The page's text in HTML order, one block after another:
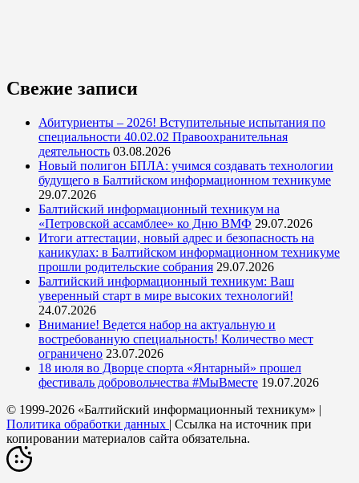
Свежие записи
Абитуриенты – 2026! Вступительные испытания по
специальности 40.02.02 Правоохранительная
деятельность 03.08.2026
Новый полигон БПЛА: учимся создавать технологии
будущего в Балтийском информационном техникуме
29.07.2026
Балтийский информационный техникум на
«Петровской ассамблее» ко Дню ВМФ 29.07.2026
Итоги аттестации, новый адрес и безопасность на
каникулах: в Балтийском информационном техникуме
прошли родительские собрания 29.07.2026
Балтийский информационный техникум: Ваш
уверенный старт в мире высоких технологий!
24.07.2026
Внимание! Ведется набор на актуальную и
востребованную специальность! Количество мест
ограничено 23.07.2026
18 июля во Дворце спорта «Янтарный» прошел
фестиваль добровольчества #МыВместе 19.07.2026
© 1999-2026 «Балтийский информационный техникум» |
Политика обработки данных | Ссылка на источник при
копировании материалов сайта обязательна.